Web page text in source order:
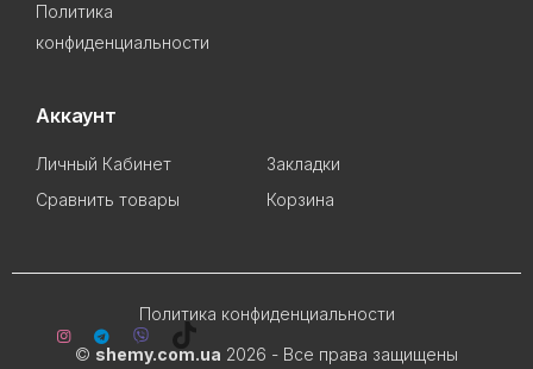
Политика
конфиденциальности
Аккаунт
Личный Кабинет
Закладки
Сравнить товары
Корзина
© shemy.com.ua 2026 - Все права защищены
Политика конфиденциальности